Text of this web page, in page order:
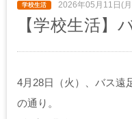
2026年05月11日(
【学校生活】
4月28日（火）、バス
の通り。